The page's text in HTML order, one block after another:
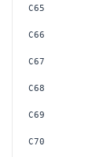
C65
C66
C67
C68
C69
C70